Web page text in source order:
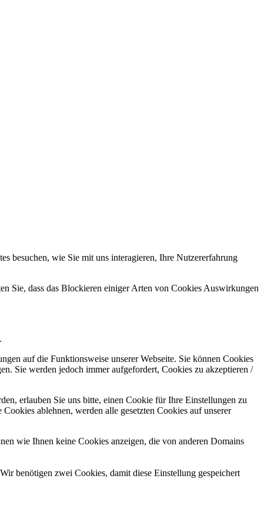
besuchen, wie Sie mit uns interagieren, Ihre Nutzererfahrung
Sie, dass das Blockieren einiger Arten von Cookies Auswirkungen
auf die Funktionsweise unserer Webseite. Sie können Cookies
Sie werden jedoch immer aufgefordert, Cookies zu akzeptieren /
erlauben Sie uns bitte, einen Cookie für Ihre Einstellungen zu
ablehnen, werden alle gesetzten Cookies auf unserer
wie Ihnen keine Cookies anzeigen, die von anderen Domains
benötigen zwei Cookies, damit diese Einstellung gespeichert